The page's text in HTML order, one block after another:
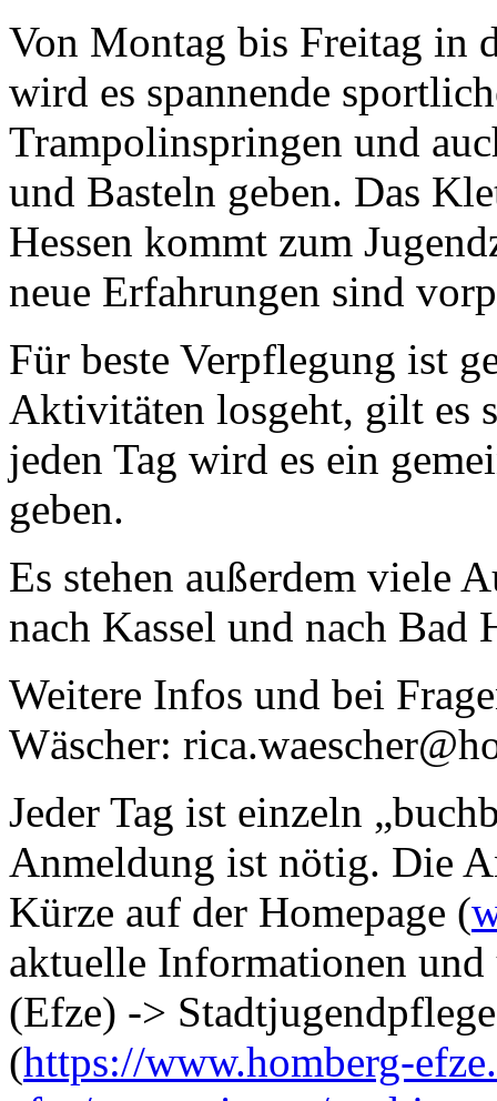
Von Montag bis Freitag in
wird es spannende
Trampolinspringen und
und Basteln geben. Das
Hessen kommt zum
neue Erfahrungen sind
Für beste Verpflegung ist
Aktivitäten losgeht, gilt es
jeden Tag wird es ein
geben.
Es stehen außerdem viele
nach Kassel und nach Bad
Weitere Infos und bei
Wäscher:
Jeder Tag ist einzeln
Anmeldung ist nötig. Die
Kürze auf der Homepage (
aktuelle Informationen
(Efze) -> Stadtjugendpflege
(https://www.homberg-